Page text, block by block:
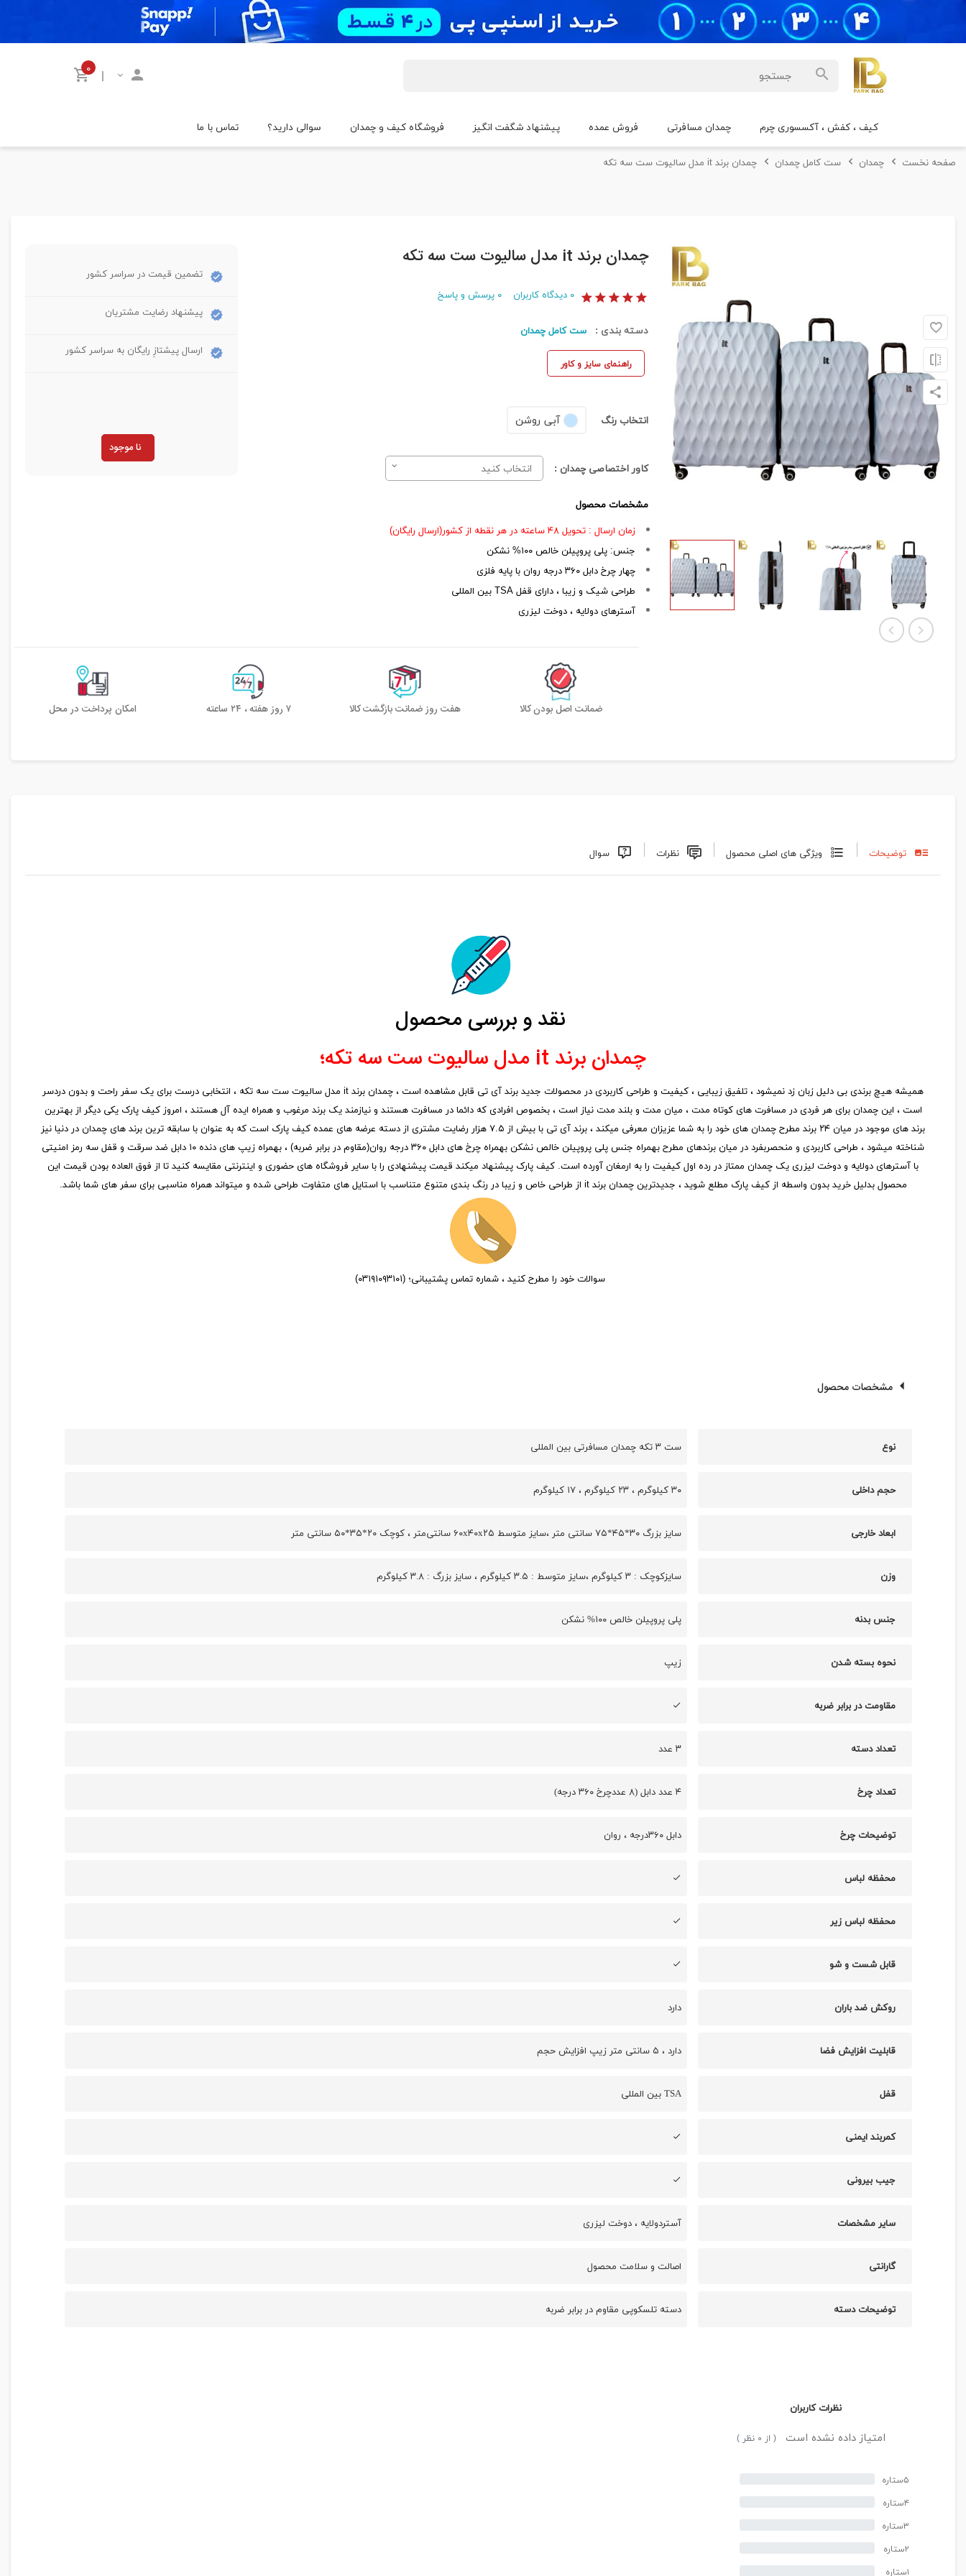
| ۰
کیف ، کفش ، آکسسوری چرم چمدان مسافرتی فروش عمده پیشنهاد شگفت انگیز فروشگاه کیف و چمدان سوالی دارید؟ تماس با ما
صفحه نخست چمدان ست کامل چمدان چمدان برند it مدل سالیوت ست سه تکه
چمدان برند it مدل سالیوت ست سه تکه
۰ دیدگاه کاربران ۰ پرسش و پاسخ
دسته بندی : ست کامل چمدان
راهنمای سایز و کاور
انتخاب رنگ آبی روشن
کاور اختصاصی چمدان : انتخاب کنید
مشخصات محصول
زمان ارسال : تحویل ۴۸ ساعته در هر نقطه از کشور(ارسال رایگان)
جنس: پلی پروپیلن خالص ۱۰۰% نشکن
چهار چرخ دابل ۳۶۰ درجه روان با پایه فلزی
طراحی شیک و زیبا ، دارای قفل TSA بین المللی
آسترهای دولایه ، دوخت لیزری
تضمین قیمت در سراسر کشور
پیشنهاد رضایت مشتریان
ارسال پیشتازِ رایگان به سراسر کشور
نا موجود
ضمانت اصل بودن کالا هفت روز ضمانت بازگشت کالا ۷ روز هفته ، ۲۴ ساعته امکان پرداخت در محل
توضیحات ویژگی های اصلی محصول نظرات سوال
نقد و بررسی محصول
چمدان برند it مدل سالیوت ست سه تکه؛
همیشه هیچ برندی بی دلیل زبان زد نمیشود ، تلفیق زیبایی ، کیفیت و طراحی کاربردی در محصولات جدید برند آی تی قابل مشاهده است ، چمدان برند it مدل سالیوت ست سه تکه ، انتخابی درست برای یک سفر راحت و بدون دردسر
است ، این چمدان برای هر فردی در مسافرت های کوتاه مدت ، میان مدت و بلند مدت نیاز است ، بخصوص افرادی که دائما در مسافرت هستند و نیازمند یک برند مرغوب و همراه ایده آل هستند ، امروز کیف پارک یکی دیگر از بهترین
برند های موجود در میان ۲۴ برند مطرح چمدان های خود را به شما عزیزان معرفی میکند ، برند آی تی با بیش از ۷.۵ هزار رضایت مشتری از دسته عرضه های عمده کیف پارک است که به عنوان با سابقه ترین برند های چمدان در دنیا نیز
شناخته میشود ، طراحی کاربردی و منحصربفرد در میان برندهای مطرح بهمراه جنس پلی پروپیلن خالص نشکن بهمراه چرخ های دابل ۳۶۰ درجه روان(مقاوم در برابر ضربه) ، بهمراه زیپ های دنده ۱۰ دابل ضد سرقت و قفل سه رمز امنیتی
با آسترهای دولایه و دوخت لیزری یک چمدان ممتاز در رده اول کیفیت را به ارمغان آورده است. کیف پارک پیشنهاد میکند قیمت پیشنهادی را با سایر فروشگاه های حضوری و اینترنتی مقایسه کنید تا از فوق العاده بودن قیمت این
محصول بدلیل خرید بدون واسطه از کیف پارک مطلع شوید ، جدیدترین چمدان برند it از طراحی خاص و زیبا در رنگ بندی متنوع متناسب با استایل های متفاوت طراحی شده و میتواند همراه مناسبی برای سفر های شما باشد.
سوالات خود را مطرح کنید ، شماره تماس پشتیبانی؛ (۰۳۱۹۱۰۹۳۱۰۱)
مشخصات محصول
نوع ست ۳ تکه چمدان مسافرتی بین المللی
حجم داخلی ۳۰ کیلوگرم ، ۲۳ کیلوگرم ، ۱۷ کیلوگرم
ابعاد خارجی سایز بزرگ ۳۰*۴۵*۷۵ سانتی متر ،سایز متوسط ۶۰x۴۰x۲۵ سانتی‌متر ، کوچک ۲۰*۳۵*۵۰ سانتی متر
وزن سایزکوچک : ۳ کیلوگرم ،سایز متوسط : ۳.۵ کیلوگرم ، سایز بزرگ : ۳.۸ کیلوگرم
جنس بدنه پلی پروپیلن خالص ۱۰۰% نشکن
نحوه بسته شدن زیپ
مقاومت در برابر ضربه
تعداد دسته ۳ عدد
تعداد چرخ ۴ عدد دابل (۸ عددچرخ ۳۶۰ درجه)
توضیحات چرخ دابل ۳۶۰درجه ، روان
محفظه لباس
محفظه لباس زیر
قابل شست و شو
روکش ضد باران دارد
قابلیت افزایش فضا دارد ، ۵ سانتی متر زیپ افزایش حجم
قفل TSA بین المللی
کمربند ایمنی
جیب بیرونی
سایر مشخصات آستردولایه ، دوخت لیزری
گارانتی اصالت و سلامت محصول
توضیحات دسته دسته تلسکوپی مقاوم در برابر ضربه
نظرات کاربران
امتیاز داده نشده است ( از ۰ نظر )
۵ستاره
۴ستاره
۳ستاره
۲ستاره
۱ستاره